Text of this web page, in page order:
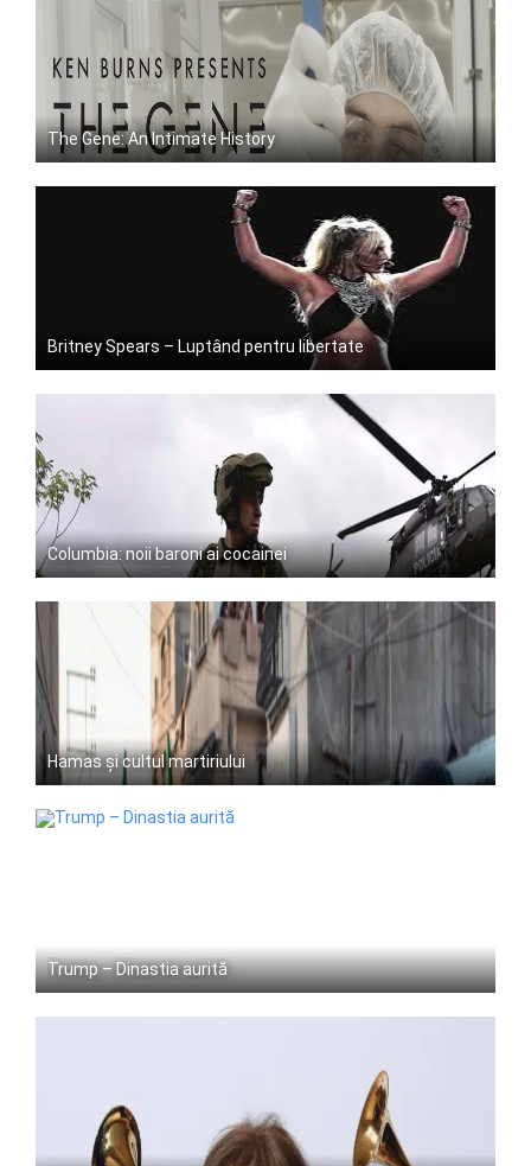
The Gene: An Intimate History
Britney Spears – Luptând pentru libertate
Columbia: noii baroni ai cocainei
Hamas și cultul martiriului
Trump – Dinastia aurită